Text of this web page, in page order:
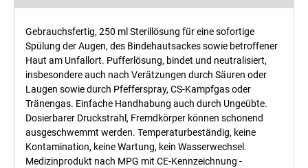
Gebrauchsfertig, 250 ml Sterillösung für eine sofortige
Spülung der Augen, des Bindehautsackes sowie betroffener
Haut am Unfallort. Pufferlösung, bindet und neutralisiert,
insbesondere auch nach Verätzungen durch Säuren oder
Laugen sowie durch Pfefferspray, CS-Kampfgas oder
Tränengas. Einfache Handhabung auch durch Ungeübte.
Dosierbarer Druckstrahl, Fremdkörper können schonend
ausgeschwemmt werden. Temperaturbeständig, keine
Kontamination, keine Wartung, kein Wasserwechsel.
Medizinprodukt nach MPG mit CE-Kennzeichnung -